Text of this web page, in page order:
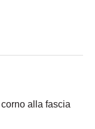
alla fascia